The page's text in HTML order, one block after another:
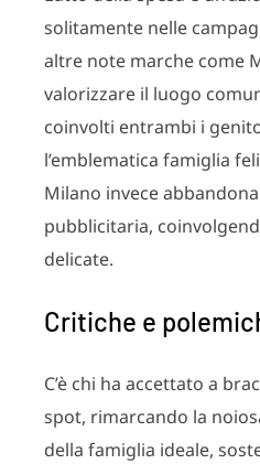
solitamente nelle
altre note marche come
valorizzare il luogo
coinvolti entrambi i
l’emblematica famiglia
Milano invece
pubblicitaria,
delicate.
Critiche e
C’è chi ha accettato a
spot, rimarcando la
della famiglia ideale,